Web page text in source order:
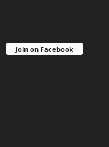
Join on Facebook